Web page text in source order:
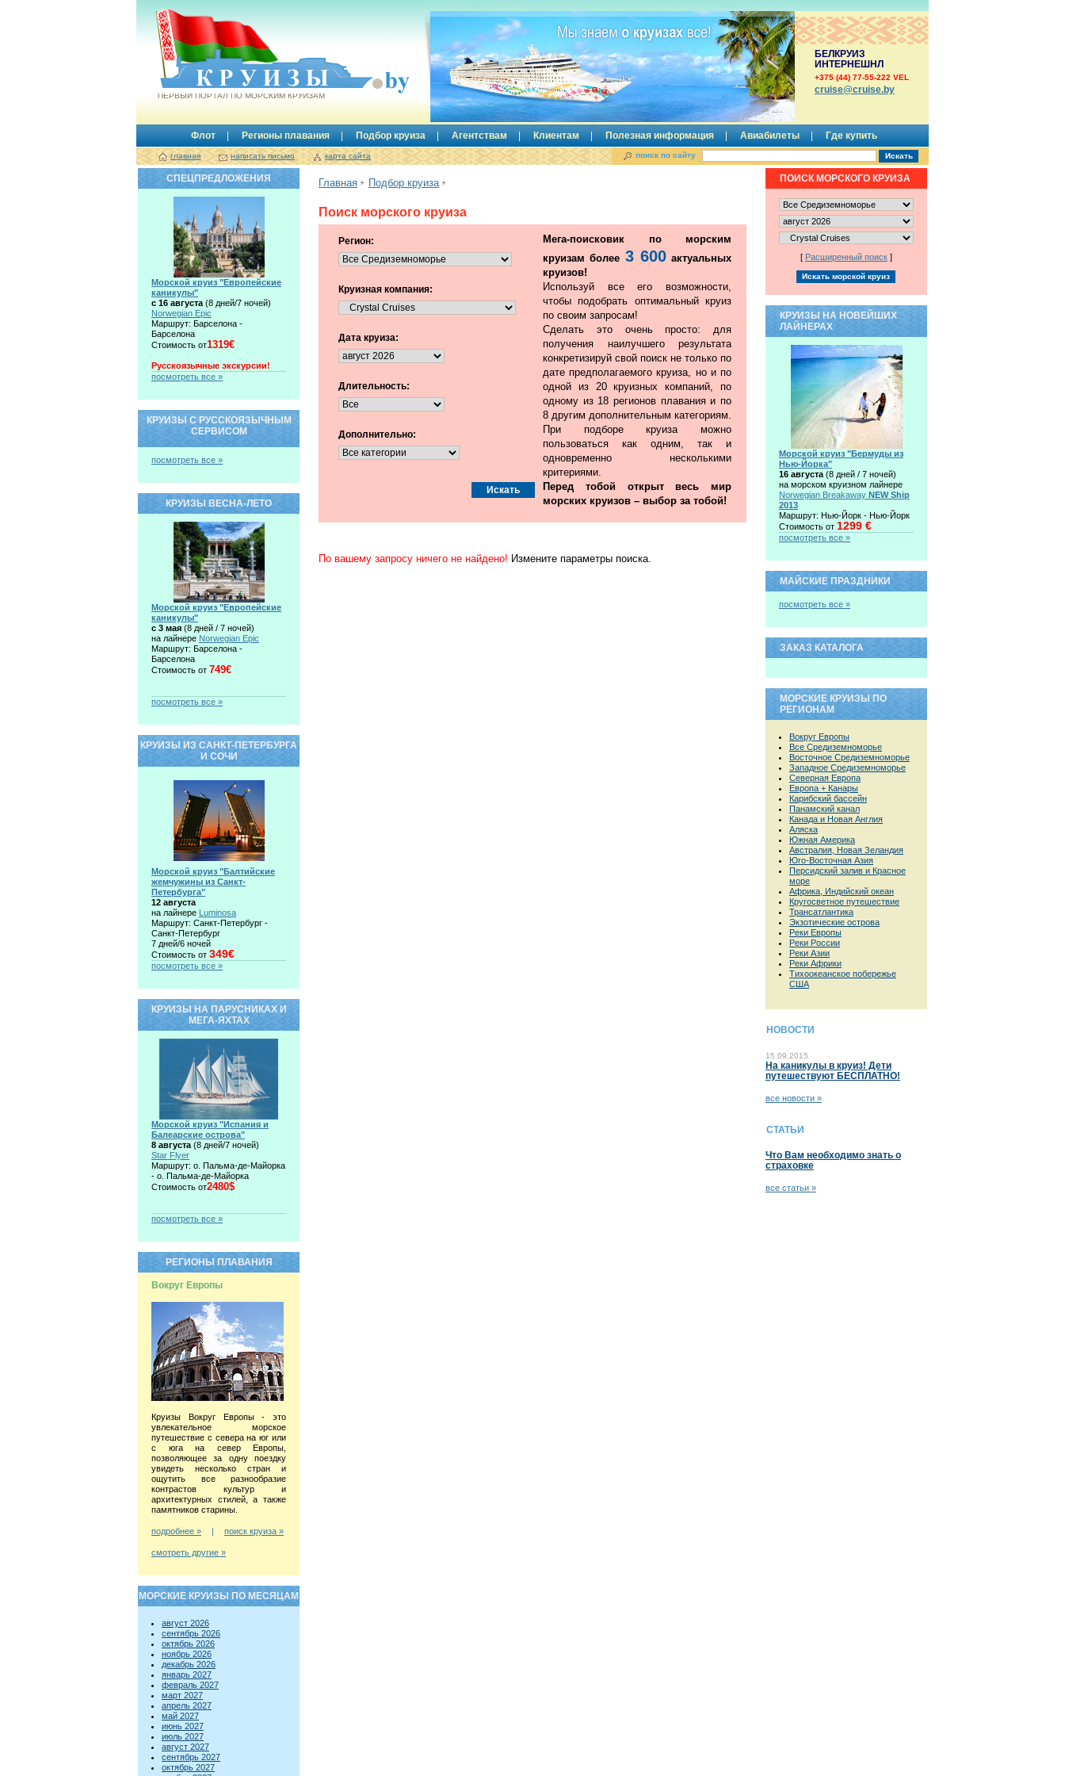
Круизы.by
ПЕРВЫЙ ПОРТАЛ ПО МОРСКИМ КРУИЗАМ
БЕЛКРУИЗ
ИНТЕРНЕШНЛ
+375 (44) 77-55-222 VEL
сruise@cruise.by
Флот Регионы плавания Подбор круиза Агентствам Клиентам Полезная информация Авиабилеты Где купить
главная написать письмо карта сайта поиск по сайту
Главная Подбор круиза
Поиск морского круиза
Регион:
Круизная компания:
Дата круиза:
Длительность:
Дополнительно:
Мега-поисковик по морским
круизам более 3 600актуальных
круизов!
Используй все его возможности,
чтобы подобрать оптимальный круиз
по своим запросам!
Сделать это очень просто: для
получения наилучшего результата
конкретизируй свой поиск не только по
дате предполагаемого круиза, но и по
одной из 20 круизных компаний, по
одному из 18 регионов плавания и по
8 другим дополнительным категориям.
При подборе круиза можно
пользоваться как одним, так и
одновременно несколькими
критериями.
Перед тобой открыт весь мир
морских круизов – выбор за тобой!
По вашему запросу ничего не найдено! Измените параметры поиска.
СПЕЦПРЕДЛОЖЕНИЯ
Морской круиз "Европейские
каникулы"
с 16 августа (8 дней/7 ночей)
Norwegian Epic
Маршрут: Барселона -
Барселона
Стоимость от1319€
Русскоязычные экскурсии!
посмотреть все »
КРУИЗЫ С РУССКОЯЗЫЧНЫМ
СЕРВИСОМ
посмотреть все »
КРУИЗЫ ВЕСНА-ЛЕТО
Морской круиз "Европейские
каникулы"
c 3 мая (8 дней / 7 ночей)
на лайнере Norwegian Epic
Маршрут: Барселона -
Барселона
Стоимость от 749€
посмотреть все »
КРУИЗЫ ИЗ САНКТ-ПЕТЕРБУРГА
И СОЧИ
Морской круиз "Балтийские
жемчужины из Санкт-
Петербурга"
12 августа
на лайнере Luminosa
Маршрут: Санкт-Петербург -
Санкт-Петербург
7 дней/6 ночей
Стоимость от 349€
посмотреть все »
КРУИЗЫ НА ПАРУСНИКАХ И
МЕГА-ЯХТАХ
Морской круиз "Испания и
Балеарские острова"
8 августа (8 дней/7 ночей)
Star Flyer
Маршрут: о. Пальма-де-Майорка
- о. Пальма-де-Майорка
Стоимость от2480$
посмотреть все »
РЕГИОНЫ ПЛАВАНИЯ
Вокруг Европы
Круизы Вокруг Европы - это
увлекательное морское
путешествие с севера на юг или
с юга на север Европы,
позволяющее за одну поездку
увидеть несколько стран и
ощутить все разнообразие
контрастов культур и
архитектурных стилей, а также
памятников старины.
подробнее » | поиск круиза »
смотреть другие »
МОРСКИЕ КРУИЗЫ ПО МЕСЯЦАМ
август 2026
сентябрь 2026
октябрь 2026
ноябрь 2026
декабрь 2026
январь 2027
февраль 2027
март 2027
апрель 2027
май 2027
июнь 2027
июль 2027
август 2027
сентябрь 2027
октябрь 2027
ПОИСК МОРСКОГО КРУИЗА
[ Расширенный поиск ]
КРУИЗЫ НА НОВЕЙШИХ
ЛАЙНЕРАХ
Морской круиз "Бермуды из
Нью-Йорка"
16 августа (8 дней / 7 ночей)
на морском круизном лайнере
Norwegian Breakaway NEW Ship
2013
Маршрут: Нью-Йорк - Нью-Йорк
Стоимость от 1299 €
посмотреть все »
МАЙСКИЕ ПРАЗДНИКИ
посмотреть все »
ЗАКАЗ КАТАЛОГА
МОРСКИЕ КРУИЗЫ ПО
РЕГИОНАМ
Вокруг Европы
Все Средиземноморье
Восточное Средиземноморье
Западное Средиземноморье
Северная Европа
Европа + Канары
Карибский бассейн
Панамский канал
Канада и Новая Англия
Аляска
Южная Америка
Австралия, Новая Зеландия
Юго-Восточная Азия
Персидский залив и Красное
море
Африка, Индийский океан
Кругосветное путешествие
Трансатлантика
Экзотические острова
Реки Европы
Реки России
Реки Азии
Реки Африки
Тихоокеанское побережье
США
НОВОСТИ
15.09.2015
На каникулы в круиз! Дети
путешествуют БЕСПЛАТНО!
все новости »
СТАТЬИ
Что Вам необходимо знать о
страховке
все статьи »